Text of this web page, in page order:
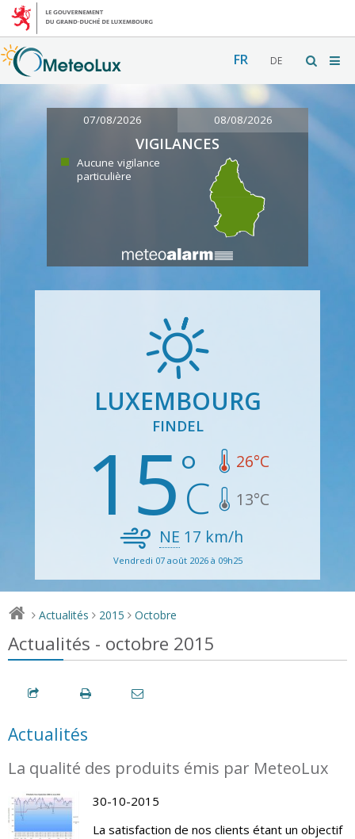
FR DE
07/08/2026 08/08/2026
VIGILANCES
Aucune vigilance
particulière
LUXEMBOURG
FINDEL
15 26°C
13°C
NE 17 km/h
Vendredi 07 août 2026 à 09h25
> Actualités > 2015 > Octobre
Actualités - octobre 2015
Actualités
La qualité des produits émis par MeteoLux
30-10-2015
La satisfaction de nos clients étant un objectif